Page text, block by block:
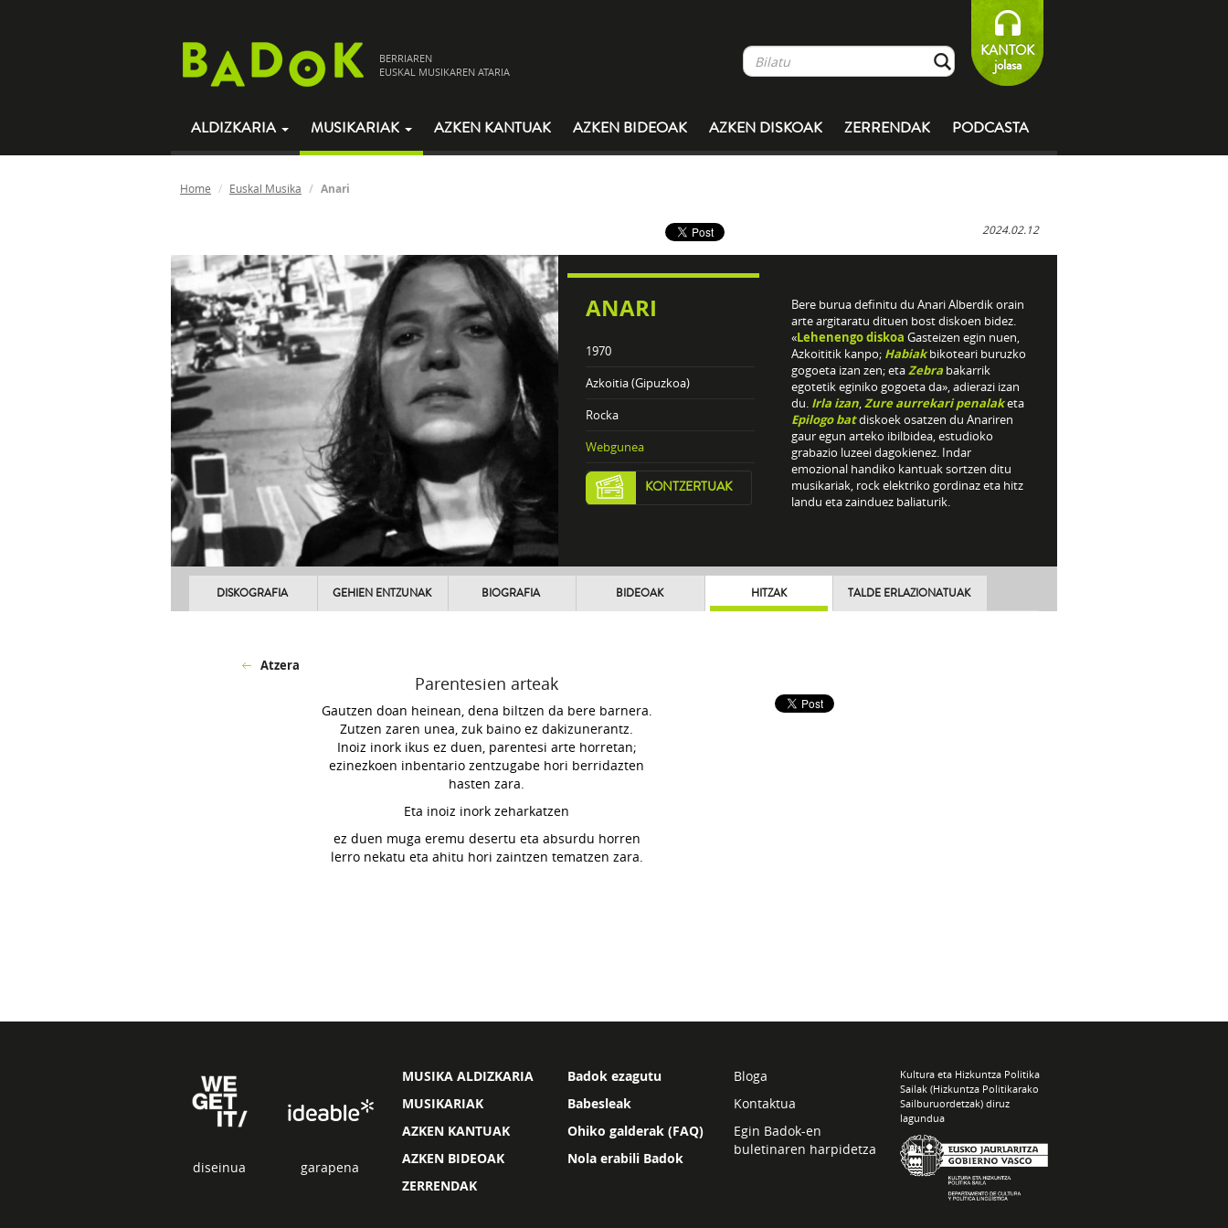
BERRIAREN
EUSKAL MUSIKAREN ATARIA
KANTOK
jolasa
ALDIZKARIA MUSIKARIAK AZKEN KANTUAK AZKEN BIDEOAK AZKEN DISKOAK ZERRENDAK PODCASTA
Home Euskal Musika Anari
2024.02.12
ANARI
1970
Azkoitia (Gipuzkoa)
Rocka
Webgunea
KONTZERTUAK
Bere burua definitu du Anari Alberdik orain
arte argitaratu dituen bost diskoen bidez.
«Lehenengo diskoa Gasteizen egin nuen,
Azkoititik kanpo; Habiakbikoteari buruzko
gogoeta izan zen; etaZebrabakarrik
egotetik eginiko gogoeta da», adierazi izan
du. Irla izan,Zure aurrekari penalaketa
Epilogo batdiskoek osatzen du Anariren
gaur egun arteko ibilbidea, estudioko
grabazio luzeei dagokienez. Indar
emozional handiko kantuak sortzen ditu
musikariak, rock elektriko gordinaz eta hitz
landu eta zainduez baliaturik.
DISKOGRAFIA GEHIEN ENTZUNAK BIOGRAFIA BIDEOAK HITZAK TALDE ERLAZIONATUAK
Atzera
Parentesien arteak
Gautzen doan heinean, dena biltzen da bere barnera.
Zutzen zaren unea, zuk baino ez dakizunerantz.
Inoiz inork ikus ez duen, parentesi arte horretan;
ezinezkoen inbentario zentzugabe hori berridazten
hasten zara.
Eta inoiz inork zeharkatzen
ez duen muga eremu desertu eta absurdu horren
lerro nekatu eta ahitu hori zaintzen tematzen zara.
diseinua garapena
MUSIKA ALDIZKARIA
MUSIKARIAK
AZKEN KANTUAK
AZKEN BIDEOAK
ZERRENDAK
Badok ezagutu
Babesleak
Ohiko galderak (FAQ)
Nola erabili Badok
Bloga
Kontaktua
Egin Badok-en
buletinaren harpidetza
Kultura eta Hizkuntza Politika
Sailak (Hizkuntza Politikarako
Sailburuordetzak) diruz
lagundua